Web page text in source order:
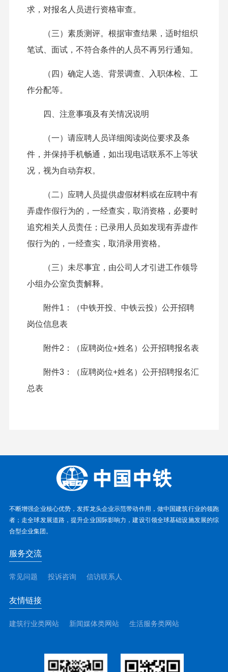
求，对报名人员进行资格审查。
（三）素质测评。根据审查结果，适时组织
笔试、面试，不符合条件的人员不再另行通知。
（四）确定人选、背景调查、入职体检、工
作分配等。
四、注意事项及有关情况说明
（一）请应聘人员详细阅读岗位要求及条
件，并保持手机畅通，如出现电话联系不上等状
况，视为自动弃权。
（二）应聘人员提供虚假材料或在应聘中有
弄虚作假行为的，一经查实，取消资格，必要时
追究相关人员责任；已录用人员如发现有弄虚作
假行为的，一经查实，取消录用资格。
（三）未尽事宜，由公司人才引进工作领导
小组办公室负责解释。
附件1：（中铁开投、中铁云投）公开招聘
岗位信息表
附件2：（应聘岗位+姓名）公开招聘报名表
附件3：（应聘岗位+姓名）公开招聘报名汇
总表
不断增强企业核心优势，发挥龙头企业示范带动作用，做中国建筑行业的领跑
者；走全球发展道路，提升企业国际影响力，建设引领全球基础设施发展的综
合型企业集团。
服务交流
常见问题 投诉咨询 信访联系人
友情链接
建筑行业类网站 新闻媒体类网站 生活服务类网站